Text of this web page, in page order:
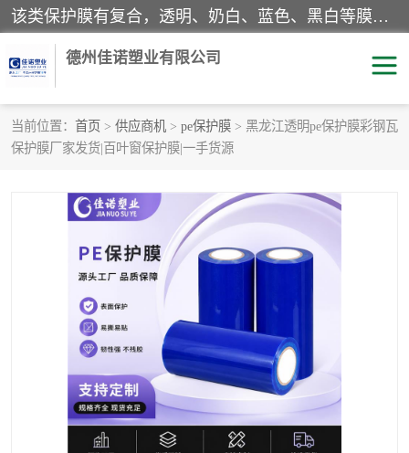
该类保护膜有复合，透明、奶白、蓝色、黑白等膜型。特高粘，高粘，中高粘，中粘，中低粘，低粘等。对于不同的粘力要求有相应的产品相适配。无胶渍残留污染。在较宽的收卷幅度下平整无皱纹，收卷长度大，利于机械化及自动化施工粘贴。为您的产品提供的表面保护解决方案。 产品广泛适用于：铝材、不锈钢、金属、塑料、电子、家电、家具、玻璃、化工材料、装饰材料等。
德州佳诺塑业有限公司
当前位置： 首页 > 供应商机 > pe保护膜 > 黑龙江透明pe保护膜彩钢瓦
保护膜厂家发货|百叶窗保护膜|一手货源
pe保护膜 包装膜
地毯保护膜 家具保护膜
拉伸缠绕膜 透明保护膜
黑白保护膜
明蓝保护膜 纯黑保护膜
印字保护膜 彩钢板保护膜
不绣钢板保护膜 两边上胶保护膜